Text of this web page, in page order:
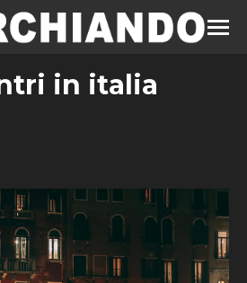
in italia
Estás aquí: